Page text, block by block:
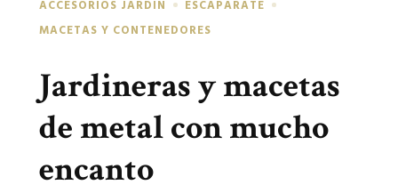
ACCESORIOS JARDIN
ESCAPARATE
MACETAS Y CONTENEDORES
Jardineras y macetas
de metal con mucho
encanto